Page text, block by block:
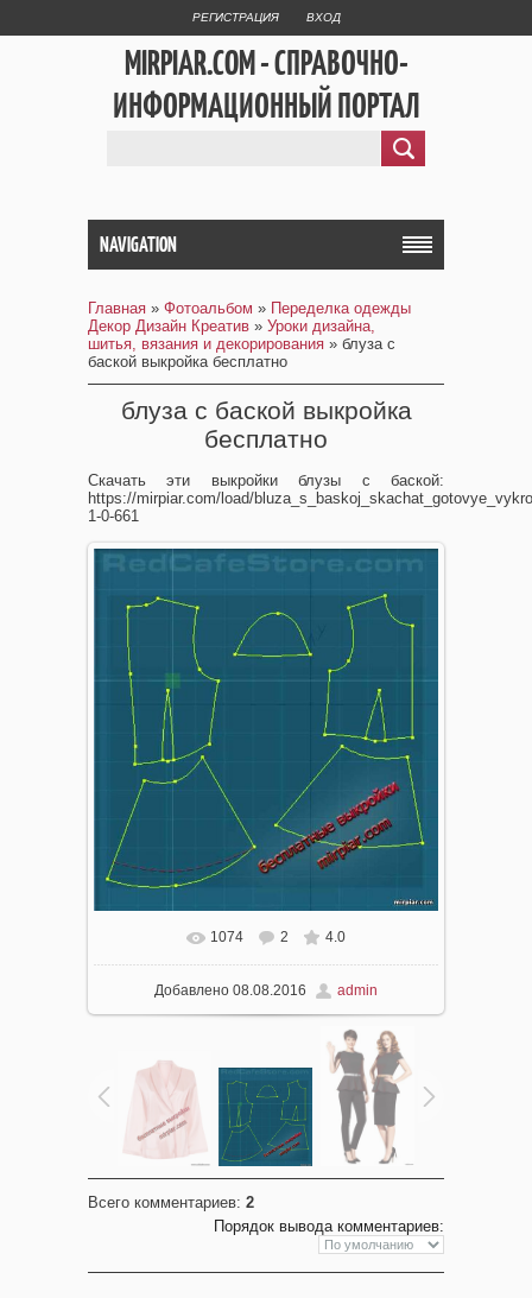
РЕГИСТРАЦИЯ ВХОД
MIRPIAR.COM - СПРАВОЧНО-
ИНФОРМАЦИОННЫЙ ПОРТАЛ
NAVIGATION
Главная » Фотоальбом » Переделка одежды
Декор Дизайн Креатив » Уроки дизайна,
шитья, вязания и декорирования » блуза с
баской выкройка бесплатно
блуза с баской выкройка
бесплатно
Скачать эти выкройки блузы с баской:
https://mirpiar.com/load/
1-0-661
В реальном размере 718x757
1074 2 4.0
Добавлено 08.08.2016 admin
Всего комментариев: 2
Порядок вывода комментариев: